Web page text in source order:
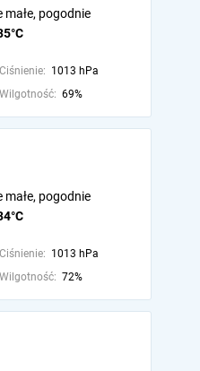
pogodnie
Ciśnienie: 1013 hPa
Wilgotność: 69%
pogodnie
Ciśnienie: 1013 hPa
Wilgotność: 72%